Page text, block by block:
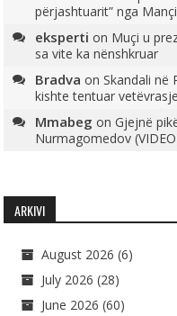
përjashtuarit” nga
eksperti on Muçi u
sa vite ka nënshkruar
Bradva onSkandali në
kishte tentuar
Mmabeg onGjejnë
Nurmagomedov
ARKIVI
August 2026 (6)
July 2026 (28)
June 2026 (60)